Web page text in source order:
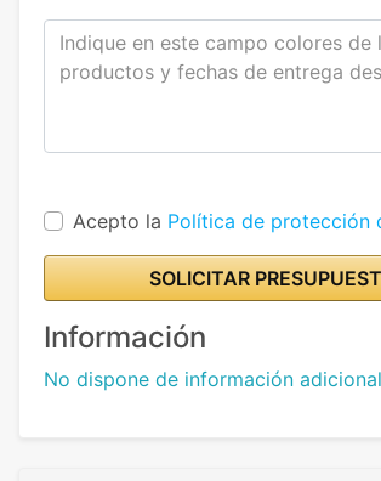
Acepto la Política de protección
SOLICITAR
Información
No dispone de información